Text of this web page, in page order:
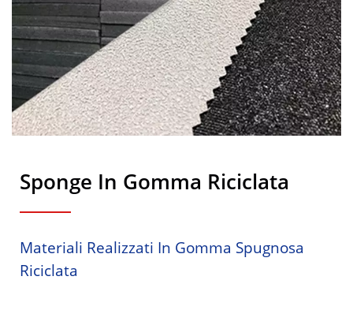
Sponge In Gomma Riciclata
Materiali Realizzati In Gomma Spugnosa
Riciclata